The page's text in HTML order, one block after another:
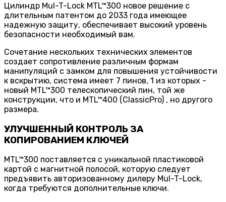
Цилиндр Mul-T-Lock MTL™300 новое решение с
длительным патентом до 2033 года имеющее
надежную защиту, обеспечивает высокий уровень
безопасности необходимый вам.
Сочетание нескольких технических элементов
создает сопротивление различным формам
манипуляций с замком для повышения устойчивости
к вскрытию, система имеет 7 пинов, 1 из которых -
новый MTL™300 телескопический пин, той же
конструкции, что и MTL™400 (ClassicPro) , но другого
размера.
УЛУЧШЕННЫЙ КОНТРОЛЬ ЗА
КОПИРОВАНИЕМ КЛЮЧЕЙ
MTL™300 поставляется с уникальной пластиковой
картой с магнитной полосой, которую следует
предъявить авторизованному дилеру Mul-T-Lock,
когда требуются дополнительные ключи.